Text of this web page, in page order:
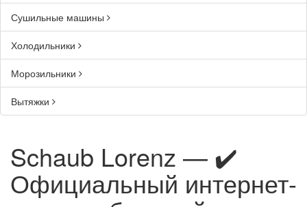
Сушильные машины
Холодильники
Морозильники
Вытяжки
Schaub Lorenz — ✔️
Официальный интернет-